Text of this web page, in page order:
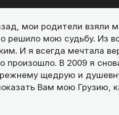
мои родители взяли
решило мою судьбу. Из
И я всегда мечтала
произошло. В 2009 я
щедрую и
Вам мою Грузию,